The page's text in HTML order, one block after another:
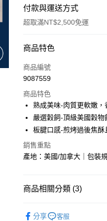
付款與運送方式
超取滿NT$2,500免運
付款方式
信用卡一次付款
Apple Pay
街口支付
Google Pay
相關說明
2.付款方式選擇「大哥付你分
相關說明
商品特色
商品編號
9087559
商品特色
熟成美味-肉質更軟嫩，
嚴選穀飼-頂級美國穀
板腱口感-煎烤過後焦酥
銷售重點
產地：美國/加拿大｜包裝
商品相關分類 (3)
分享 客服